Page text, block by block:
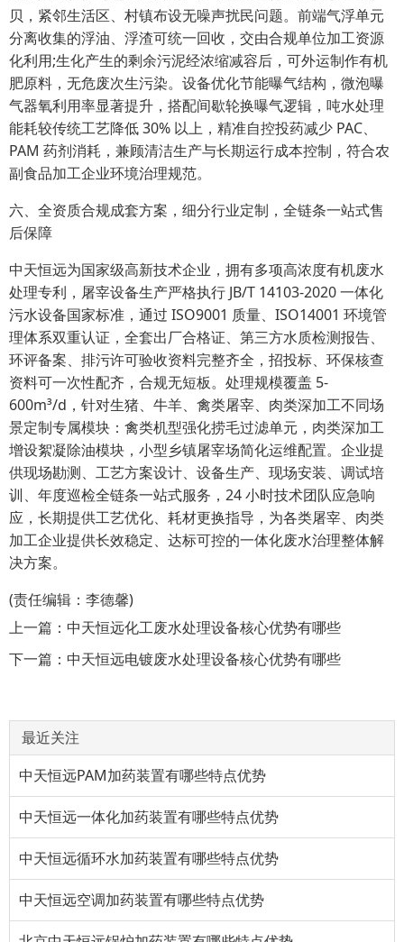
贝，紧邻生活区、村镇布设无噪声扰民问题。前端气浮单元
分离收集的浮油、浮渣可统一回收，交由合规单位加工资源
化利用;生化产生的剩余污泥经浓缩减容后，可外运制作有机
肥原料，无危废次生污染。设备优化节能曝气结构，微泡曝
气器氧利用率显著提升，搭配间歇轮换曝气逻辑，吨水处理
能耗较传统工艺降低 30% 以上，精准自控投药减少 PAC、
PAM 药剂消耗，兼顾清洁生产与长期运行成本控制，符合农
副食品加工企业环境治理规范。
六、全资质合规成套方案，细分行业定制，全链条一站式售
后保障
中天恒远为国家级高新技术企业，拥有多项高浓度有机废水
处理专利，屠宰设备生产严格执行 JB/T 14103-2020 一体化
污水设备国家标准，通过 ISO9001 质量、ISO14001 环境管
理体系双重认证，全套出厂合格证、第三方水质检测报告、
环评备案、排污许可验收资料完整齐全，招投标、环保核查
资料可一次性配齐，合规无短板。处理规模覆盖 5-
600m³/d，针对生猪、牛羊、禽类屠宰、肉类深加工不同场
景定制专属模块：禽类机型强化捞毛过滤单元，肉类深加工
增设絮凝除油模块，小型乡镇屠宰场简化运维配置。企业提
供现场勘测、工艺方案设计、设备生产、现场安装、调试培
训、年度巡检全链条一站式服务，24 小时技术团队应急响
应，长期提供工艺优化、耗材更换指导，为各类屠宰、肉类
加工企业提供长效稳定、达标可控的一体化废水治理整体解
决方案。
(责任编辑：李德馨)
上一篇： 中天恒远化工废水处理设备核心优势有哪些
下一篇： 中天恒远电镀废水处理设备核心优势有哪些
最近关注
中天恒远PAM加药装置有哪些特点优势
中天恒远一体化加药装置有哪些特点优势
中天恒远循环水加药装置有哪些特点优势
中天恒远空调加药装置有哪些特点优势